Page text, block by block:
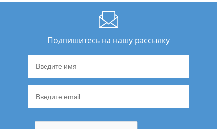
Подпишитесь на нашу рассылку